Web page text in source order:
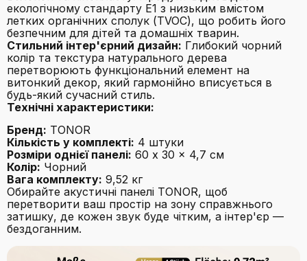
екологічному стандарту E1 з низьким вмістом
летких органічних сполук (TVOC), що робить його
безпечним для дітей та домашніх тварин.
Стильний інтер'єрний дизайн: Глибокий чорний
колір та текстура натурального дерева
перетворюють функціональний елемент на
витонкий декор, який гармонійно вписується в
будь-який сучасний стиль.
Технічні характеристики:
Бренд: TONOR
Кількість у комплекті: 4 штуки
Розміри однієї панелі: 60 x 30 x 4,7 см
Колір: Чорний
Вага комплекту: 9,52 кг
Обирайте акустичні панелі TONOR, щоб
перетворити ваш простір на зону справжнього
затишку, де кожен звук буде чітким, а інтер'єр —
бездоганним.